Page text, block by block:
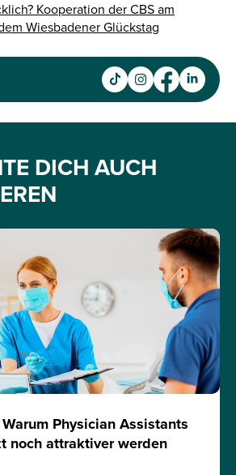
Kooperation der CBS am
Wiesbadener Glückstag
DICH AUCH
Physician Assistants
noch attraktiver werden